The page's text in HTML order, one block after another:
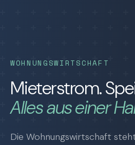
WOHNUNGSWIRTSCHAFT
Mieterstrom.
Alles aus einer
Die Wohnungswirtschaft